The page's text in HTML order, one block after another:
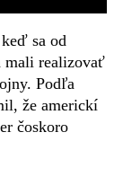
sa od
mali realizovať
Podľa
že americkí
čoskoro